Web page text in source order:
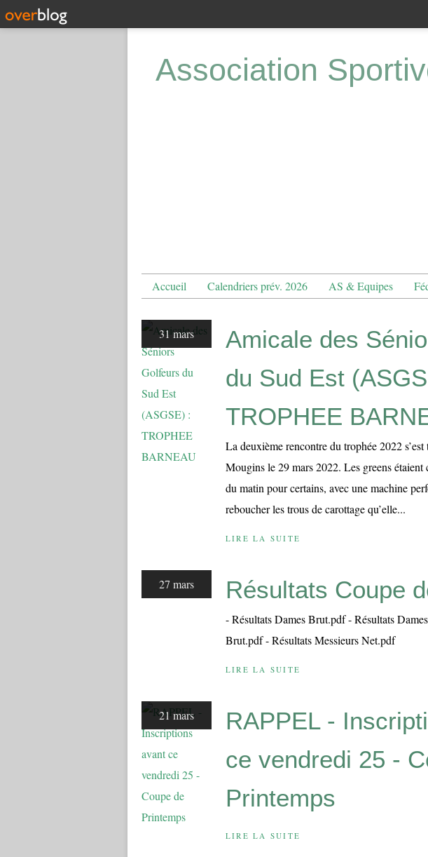
Association
Accueil Calendriers prév. 2026 AS & Equipes
31 mars
Amicale des
du Sud Est
TROPHEE
La deuxième rencontre du trophée 2022
Mougins le 29 mars 2022. Les greens étaient
du matin pour certains, avec une machine
reboucher les trous de carottage qu’elle...
LIRE LA SUITE
27 mars Résultats Coupe
- Résultats Dames Brut.pdf - Résultats
Brut.pdf - Résultats Messieurs Net.pdf
LIRE LA SUITE
21 mars
RAPPEL -
ce vendredi 25 -
Printemps
LIRE LA SUITE